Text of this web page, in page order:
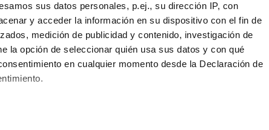
sus datos personales, p.ej., su dirección IP, con
y acceder la información en su dispositivo con el fin de
medición de publicidad y contenido, investigación de
la opción de seleccionar quién usa sus datos y con qué
en cualquier momento desde la Declaración de